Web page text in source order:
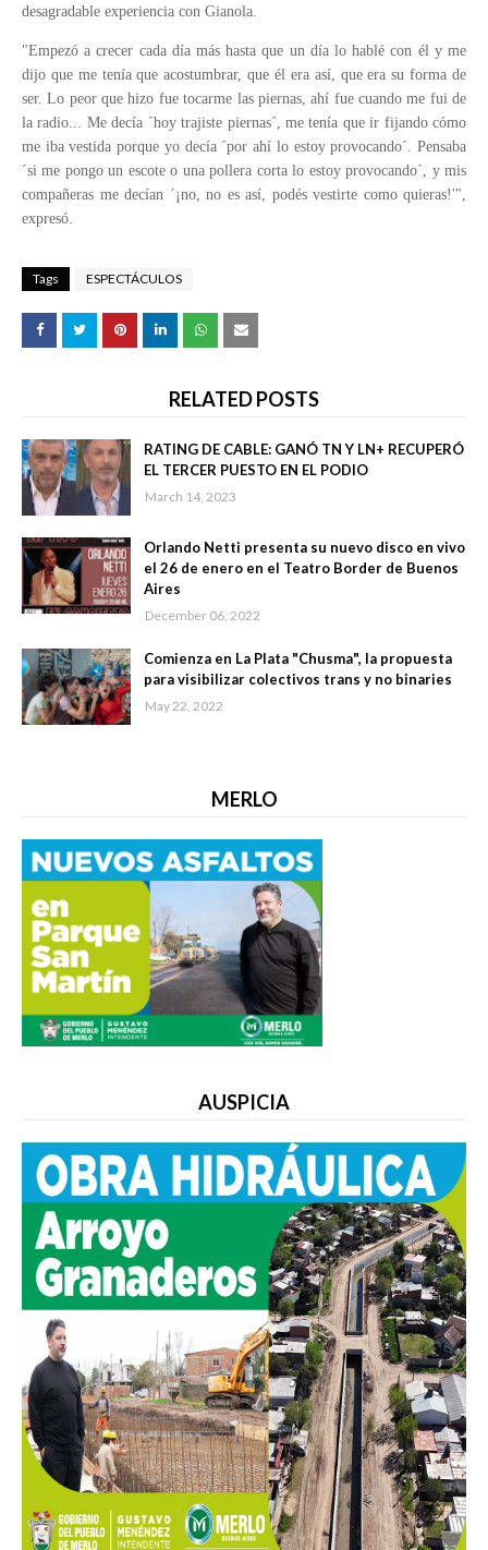
desagradable experiencia con Gianola.
"Empezó a crecer cada día más hasta que un día lo hablé con él y me
dijo que me tenía que acostumbrar, que él era así, que era su forma de
ser. Lo peor que hizo fue tocarme las piernas, ahí fue cuando me fui de
la radio... Me decía ´hoy trajiste piernas´, me tenía que ir fijando cómo
me iba vestida porque yo decía ´por ahí lo estoy provocando´. Pensaba
´si me pongo un escote o una pollera corta lo estoy provocando´, y mis
compañeras me decían ´¡no, no es así, podés vestirte como quieras!'",
expresó.
Tags ESPECTÁCULOS
RELATED POSTS
RATING DE CABLE: GANÓ TN Y LN+ RECUPERÓ
EL TERCER PUESTO EN EL PODIO
March 14, 2023
Orlando Netti presenta su nuevo disco en vivo
el 26 de enero en el Teatro Border de Buenos
Aires
December 06, 2022
Comienza en La Plata "Chusma", la propuesta
para visibilizar colectivos trans y no binaries
May 22, 2022
MERLO
AUSPICIA